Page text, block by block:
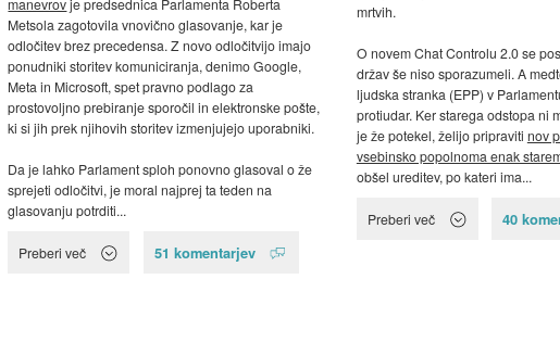
Metsola zagotovila vnovično glasovanje, kar je
odločitev brez precedensa. Z novo odločitvijo imajo
ponudniki storitev komuniciranja, denimo Google,
Meta in Microsoft, spet pravno podlago za
prostovoljno prebiranje sporočil in elektronske pošte,
ki si jih prek njihovih storitev izmenjujejo uporabniki.
Da je lahko Parlament sploh ponovno glasoval o že
sprejeti odločitvi, je moral najprej ta teden na
glasovanju potrditi...
Preberi več 51 komentarjev
mrtvih.
O novem Chat Controlu 2.0 se
držav še niso sporazumeli. A
ljudska stranka (EPP) v
protiudar. Ker starega odstopa ni
je že potekel, želijo pripraviti nov
vsebinsko popolnoma enak
obšel ureditev, po kateri ima...
Preberi več 40